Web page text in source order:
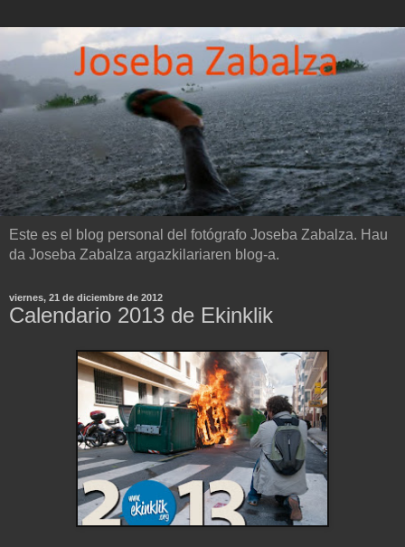
Este es el blog personal del fotógrafo Joseba Zabalza. Hau
da Joseba Zabalza argazkilariaren blog-a.
viernes, 21 de diciembre de 2012
Calendario 2013 de Ekinklik